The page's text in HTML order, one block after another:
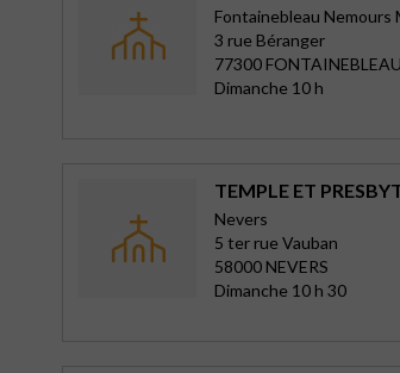
Fontainebleau Nemours
3 rue Béranger
77300 FONTAINEBLEAU
Dimanche 10 h
TEMPLE ET
Nevers
5 ter rue Vauban
58000 NEVERS
Dimanche 10 h 30